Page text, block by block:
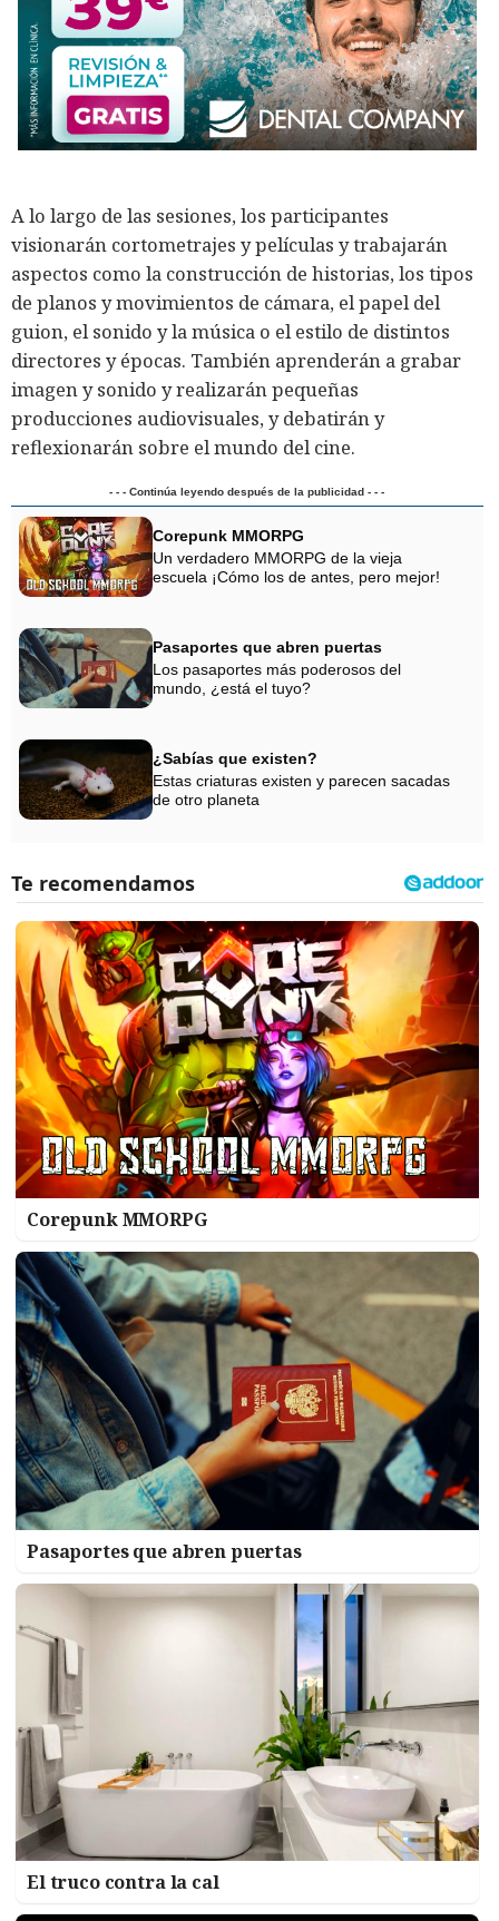
A lo largo de las sesiones, los participantes
visionarán cortometrajes y películas y trabajarán
aspectos como la construcción de historias, los tipos
de planos y movimientos de cámara, el papel del
guion, el sonido y la música o el estilo de distintos
directores y épocas. También aprenderán a grabar
imagen y sonido y realizarán pequeñas
producciones audiovisuales, y debatirán y
reflexionarán sobre el mundo del cine.
- - - Continúa leyendo después de la publicidad - - -
Corepunk MMORPG
Un verdadero MMORPG de la vieja
escuela ¡Cómo los de antes, pero mejor!
Pasaportes que abren puertas
Los pasaportes más poderosos del
mundo, ¿está el tuyo?
¿Sabías que existen?
Estas criaturas existen y parecen sacadas
de otro planeta
Corepunk MMORPG
Pasaportes que abren puertas
El truco contra la cal